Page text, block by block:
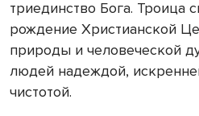
триединство Бога. Троица
рождение Христианской
природы и человеческой
людей надеждой,
чистотой.